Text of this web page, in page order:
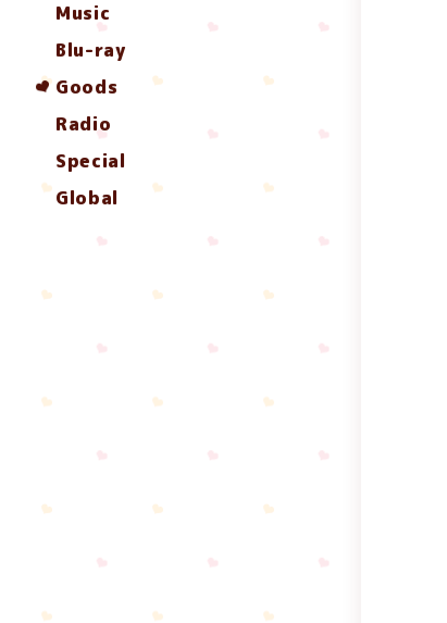
Music
Blu-ray
Goods
Radio
Special
Global